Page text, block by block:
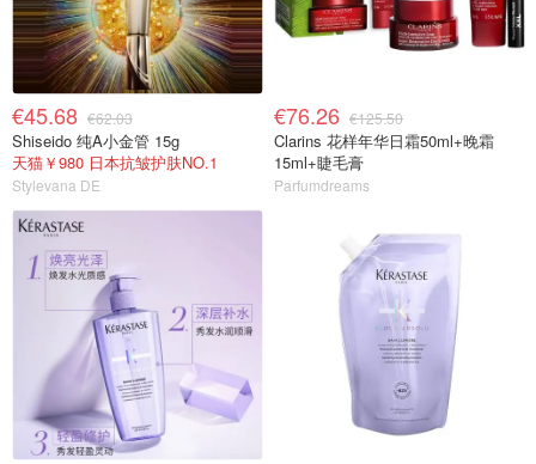
€45.68 €62.03
Shiseido 纯A小金管 15g
天猫￥980 日本抗皱护肤NO.1
Stylevana DE
€76.26 €125.50
Clarins 花样年华日霜50ml+晚霜
15ml+睫毛膏
Parfumdreams